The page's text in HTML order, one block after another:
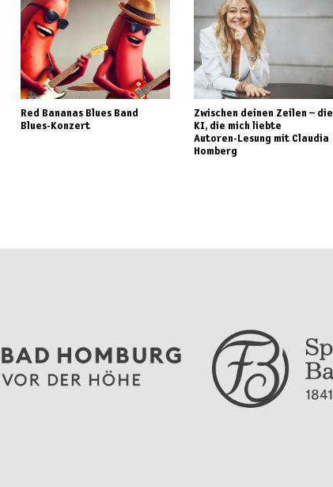
Red Bananas Blues Band
Blues-Konzert
Zwischen deinen Zeilen – die
KI, die mich liebte
Autoren-Lesung mit Claudia
Homberg